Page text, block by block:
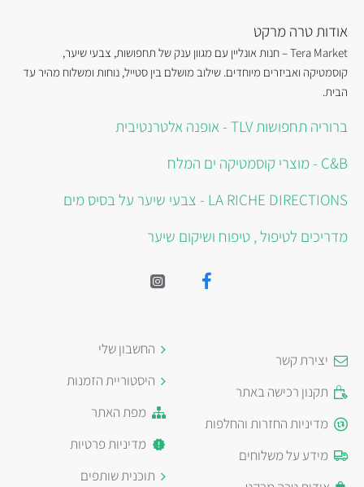
אודות טרה מרקט
Tera Market – חנות אונליין עם מגוון ענק של תחפושות, צבעי שיער,
קוסמטיקה ואביזרים מיוחדים. שילוב מושלם בין סטייל, נוחות ומשלוח מהיר עד
הבית.
ברוריה תחפושות TLV - אופנה אלטרנטיבית
C&B - מוצרי קוסמטיקה ים המלח
LA RICHE DIRECTIONS - צבעי שיער על בסיס מים
מדריכים לטיפול , טיפוח ושיקום שיער
יצירת קשר
תקנון רכישה באתר
מדיניות החזרות והחלפות
מידע על משלוחים
החשבון שלי
היסטוריית הזמנות
מפת האתר
מדיניות פרטיות
תוכנית שותפים